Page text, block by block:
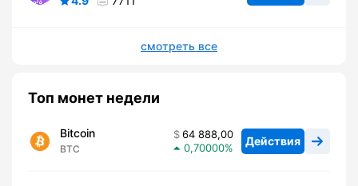
смотреть все
Топ монет недели
Bitcoin
BTC
64 888,00
0,70000
Действия